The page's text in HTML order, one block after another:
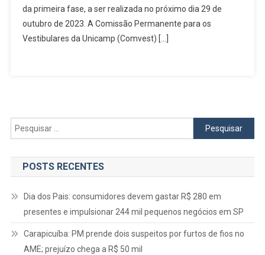
Prova
Da
Primeira
Fase
da primeira fase, a ser realizada no próximo dia 29 de
outubro de 2023. A Comissão Permanente para os
Vestibulares da Unicamp (Comvest) […]
Pesquisar
por:
POSTS RECENTES
Dia dos Pais: consumidores devem gastar R$ 280 em
presentes e impulsionar 244 mil pequenos negócios em SP
Carapicuíba: PM prende dois suspeitos por furtos de fios no
AME; prejuízo chega a R$ 50 mil